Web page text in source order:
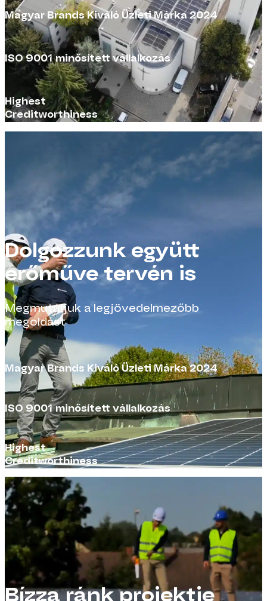
Magyar Brands Kiváló Üzleti Márka 2024
ISO 9001 minősített vállalkozás
Highest
Creditworthiness
Dolgozzunk együtt
erőműve tervén is
Megmutatjuk a legjövedelmezőbb
megoldást
Magyar Brands Kiváló Üzleti Márka 2024
ISO 9001 minősített vállalkozás
Highest
Creditworthiness
Bízza ránk projektje